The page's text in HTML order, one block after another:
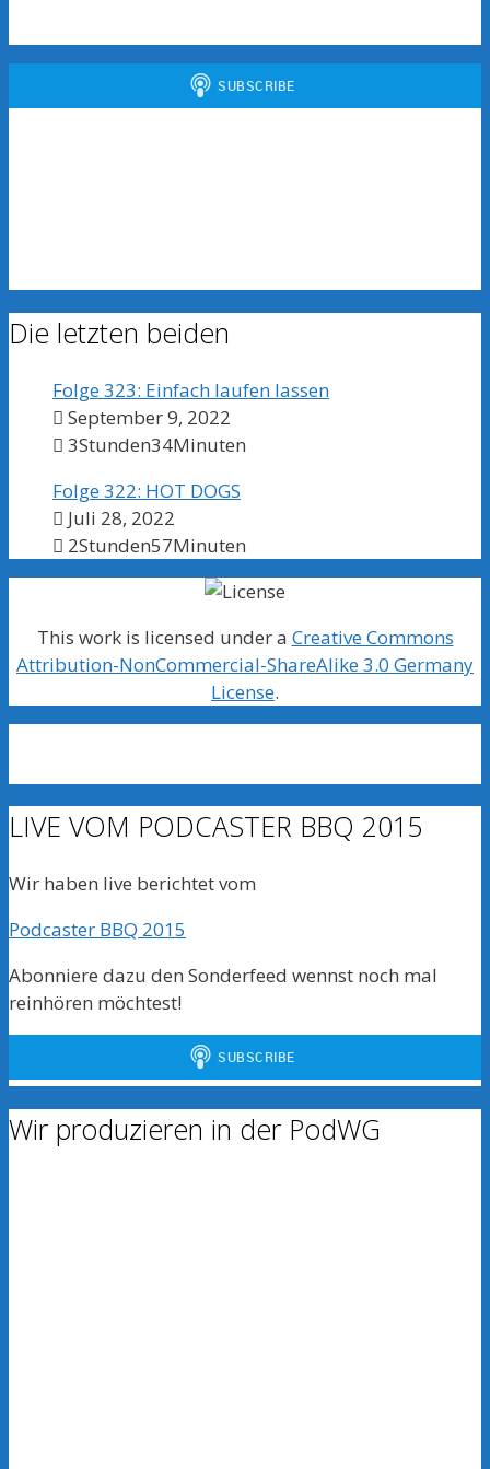
Die letzten beiden
Folge 323: Einfach laufen lassen
September 9, 2022
3Stunden34Minuten
Folge 322: HOT DOGS
Juli 28, 2022
2Stunden57Minuten
This work is licensed under a Creative Commons
Attribution-NonCommercial-ShareAlike 3.0 Germany
License.
LIVE VOM PODCASTER BBQ 2015
Wir haben live berichtet vom
Podcaster BBQ 2015
Abonniere dazu den Sonderfeed wennst noch mal
reinhören möchtest!
Wir produzieren in der PodWG